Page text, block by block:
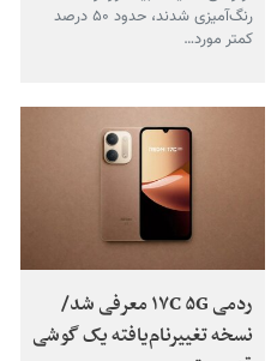
رنگ‌آمیزی شدند، حدود ۵۰ درصد
کمتر مورد…
ردمی ۱۷C ۵G معرفی شد/
نسخه تغییرنام‌یافته یک گوشی